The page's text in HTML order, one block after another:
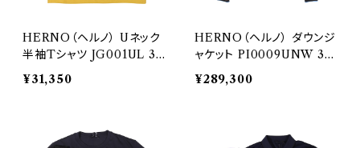
HERNO（ヘルノ） Uネック
半袖Tシャツ JG001UL 32
557
¥31,350
HERNO（ヘルノ） ダウンジ
ャケット PI0009UNW 32
907
¥289,300